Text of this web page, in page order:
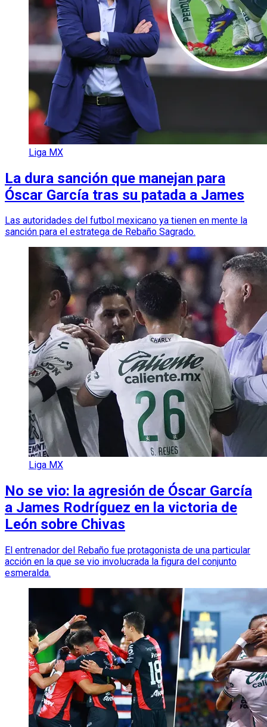
Liga MX
La dura sanción que manejan para
Óscar García tras su patada a James
Las autoridades del futbol mexicano ya tienen en mente la
sanción para el estratega de Rebaño Sagrado.
Liga MX
No se vio: la agresión de Óscar García
a James Rodríguez en la victoria de
León sobre Chivas
El entrenador del Rebaño fue protagonista de una particular
acción en la que se vio involucrada la figura del conjunto
esmeralda.